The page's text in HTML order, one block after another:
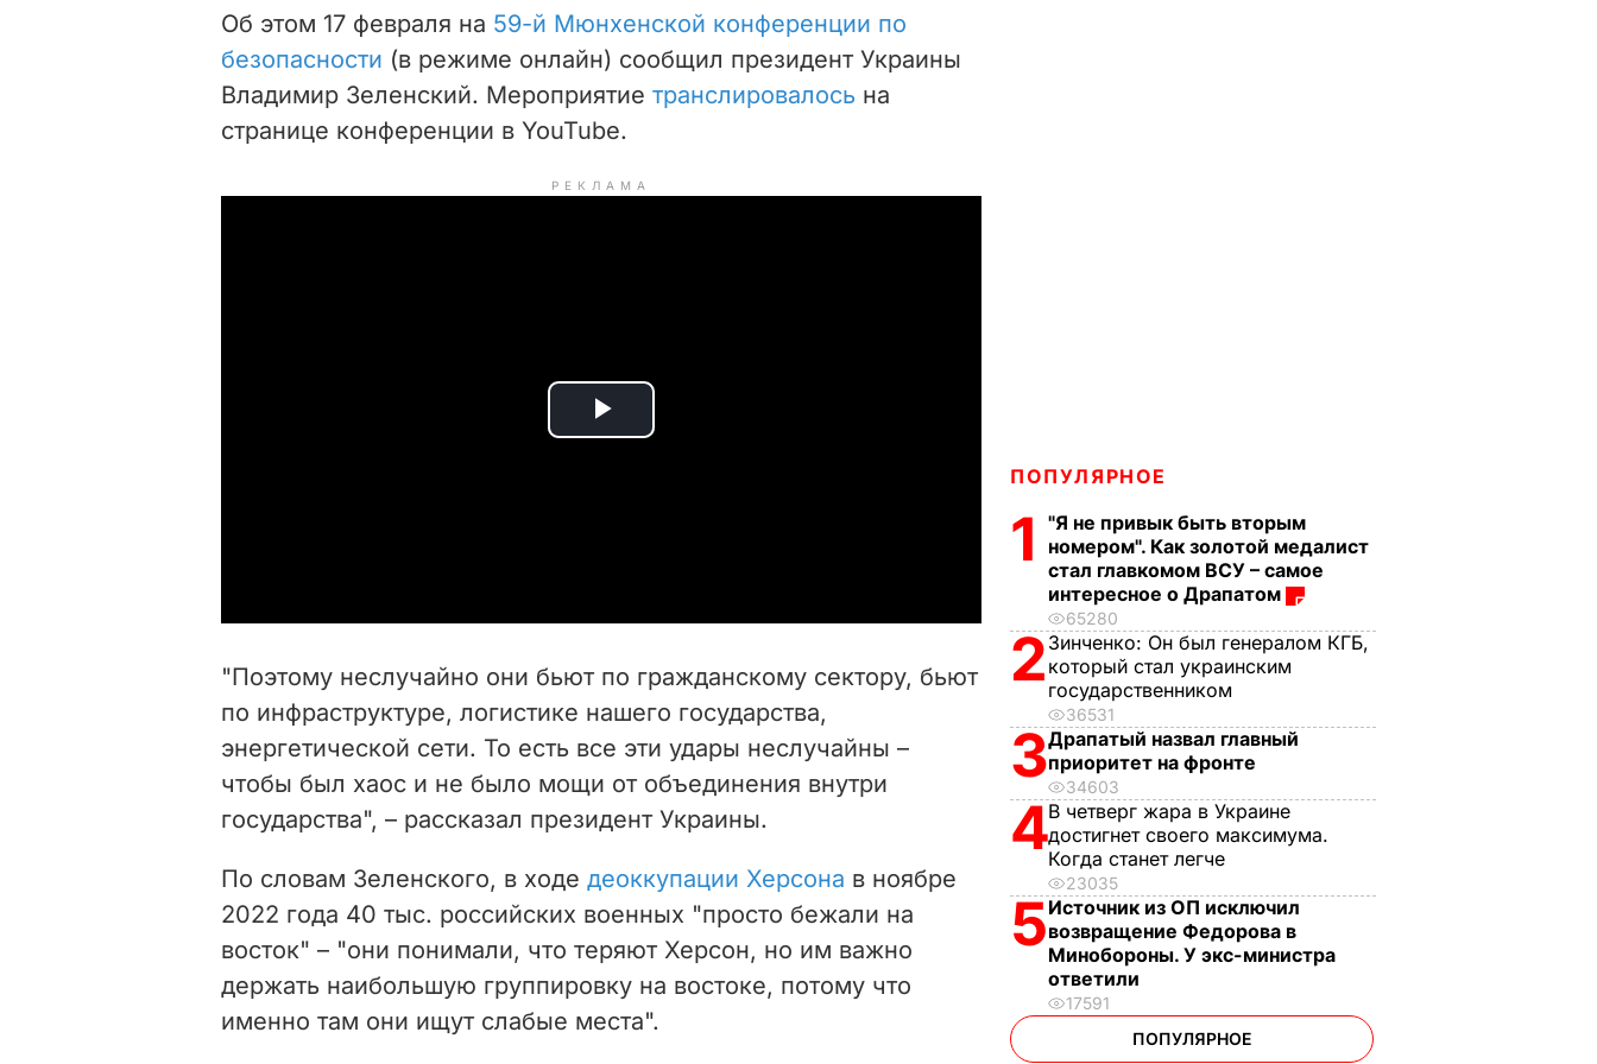
Об этом 17 февраля на 59-й Мюнхенской конференции по
безопасности (в режиме онлайн) сообщил президент Украины
Владимир Зеленский. Мероприятие транслировалось на
странице конференции в YouTube.
РЕКЛАМА
P
i
d
e
o
"Поэтому неслучайно они бьют по гражданскому сектору, бьют
по инфраструктуре, логистике нашего государства,
энергетической сети. То есть все эти удары неслучайны –
чтобы был хаос и не было мощи от объединения внутри
государства", – рассказал президент Украины.
По словам Зеленского, в ходе деоккупации Херсона в ноябре
2022 года 40 тыс. российских военных "просто бежали на
восток" – "они понимали, что теряют Херсон, но им важно
держать наибольшую группировку на востоке, потому что
именно там они ищут слабые места".
ПОПУЛЯРНОЕ
1
"Я не привык быть вторым
номером". Как золотой медалист
стал главкомом ВСУ – самое
интересное о Драпатом
65280
2 Зинченко: Он был генералом КГБ,
который стал украинским
государственником
36531
3Драпатый назвал главный
приоритет на фронте
34603
4В четверг жара в Украине
достигнет своего максимума.
Когда станет легче
23035
5Источник из ОП исключил
возвращение Федорова в
Минобороны. У экс-министра
ответили
17591
ПОПУЛЯРНОЕ